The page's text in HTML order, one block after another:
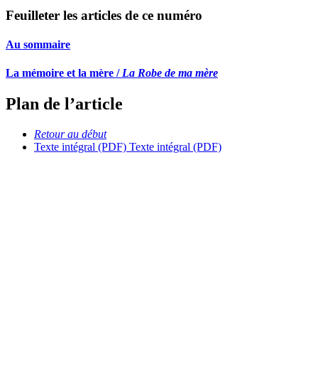
Feuilleter les articles de ce numéro
Au sommaire
La mémoire et la mère / La Robe de ma mère
Plan de l’article
Retour au début
Texte intégral (PDF) Texte intégral (PDF)